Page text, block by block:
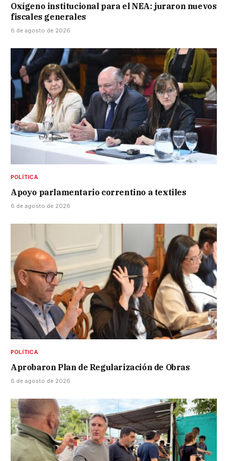
Oxígeno institucional para el NEA: juraron nuevos
fiscales generales
6 de agosto de 2026
POLÍTICA
Apoyo parlamentario correntino a textiles
6 de agosto de 2026
POLÍTICA
Aprobaron Plan de Regularización de Obras
6 de agosto de 2026